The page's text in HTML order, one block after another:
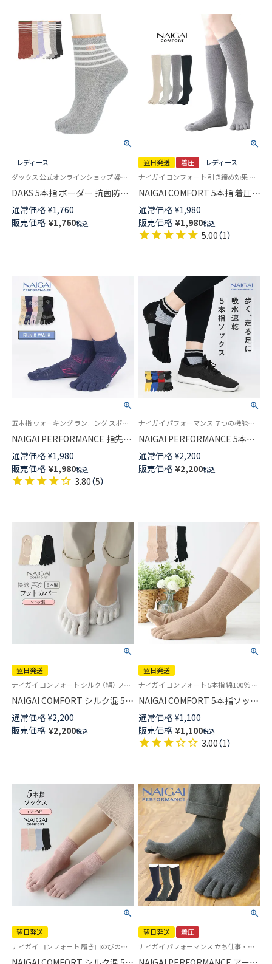
レディース
ダックス 公式オンラインショップ 婦人 靴下
DAKS 5本指 ボーダー 抗菌防臭
加工 DAKS刺繍 クルー丈 ソック
ス 日本製 レディース 03367075
通常価格 ¥1,760
販売価格 ¥1,760税込
翌日発送 着圧
レディース
ナイガイ コンフォート 引き締め効果 段階着圧設計ですっきりとした履き心地 靴下
NAIGAI COMFORT 5本指 着圧ソ
ックス ハイソックス丈 綿混
（25hPa） サポートフィット レデ
ィース つま先かかとに消臭糸使
用 【365日最短翌日発送】
通常価格 ¥1,980
販売価格 ¥1,980税込
5.00（1）
五本指 ウォーキング ランニング スポーツ 婦人 靴下 ナイガイ パフォーマンス
NAIGAI PERFORMANCE 指先
3D 親指セパレート 5本指ソック
ス ワイドヒール設計 消臭 メッ
シュ編み ショート丈 レディー
ス 03050107
通常価格 ¥1,980
販売価格 ¥1,980税込
3.80（5）
ナイガイ パフォーマンス ７つの機能でランニング マラソン ウォーキングをサポート 男性 日本製
NAIGAI PERFORMANCE 5本指
ソックス 吸水速乾 ランニング
＆ ウォーキングをサポート シ
ョート丈 メンズ 02332302
通常価格 ¥2,200
販売価格 ¥2,200税込
翌日発送
ナイガイ コンフォート シルク （絹） フットカバー 足先ソックス 婦人 旧03022263
NAIGAI COMFORT シルク混 5本
指 カバーソックス ホールガー
メント編みで快適フィット かか
と滑り止め付 レディース 【365
通常価格 ¥2,200
販売価格 ¥2,200税込
翌日発送
ナイガイ コンフォート 5本指 綿100％ 冷えとり 靴下 レディース ソックス
NAIGAI COMFORT 5本指ソック
ス 綿100％ レディース 冷えとり
にも最適 【365日最短翌日発送】
03022226
通常価格 ¥1,100
販売価格 ¥1,100税込
3.00（1）
翌日発送
ナイガイ コンフォート 履き口のびのび シルク 5本指 靴下 婦人
翌日発送
着圧
ナイガイ パフォーマンス 立ち仕事・出張など外回りが多いビジネスマンにオススメ 5本指靴下